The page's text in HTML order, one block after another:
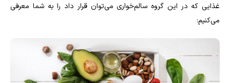
غذایی که در این گروه سالم‌خواری می‌توان قرار داد را به شما معرفی
می‌کنیم: